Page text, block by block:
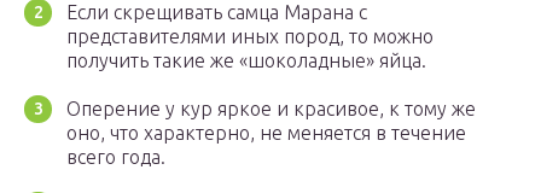
Если скрещивать самца Марана с
представителями иных пород, то можно
получить такие же «шоколадные» яйца.
Оперение у кур яркое и красивое, к тому же
оно, что характерно, не меняется в течение
всего года.